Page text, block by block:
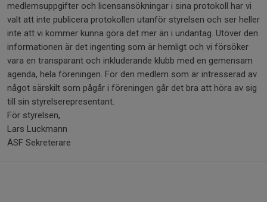
medlemsuppgifter och licensansökningar i sina protokoll har vi
valt att inte publicera protokollen utanför styrelsen och ser heller
inte att vi kommer kunna göra det mer än i undantag. Utöver den
informationen är det ingenting som är hemligt och vi försöker
vara en transparant och inkluderande klubb med en gemensam
agenda, hela föreningen. För den medlem som är intresserad av
något särskilt som pågår i föreningen går det bra att höra av sig
till sin styrelserepresentant.
För styrelsen,
Lars Luckmann
ÄSF Sekreterare